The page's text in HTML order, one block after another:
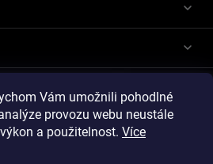
Vám umožnili pohodlné
provozu webu neustále
a použitelnost. Více
Shoptet Premium
. Všechna práva vyhrazena.